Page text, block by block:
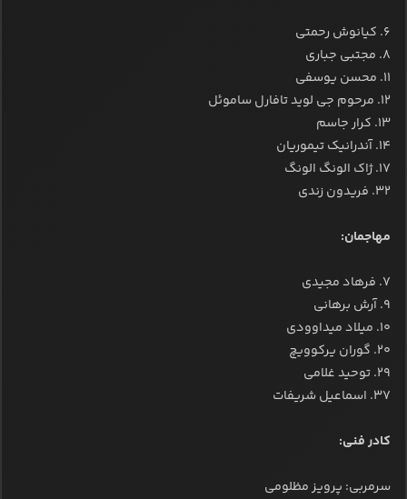
۶. کیانوش رحمتی
۸. مجتبی جباری
۱۱. محسن یوسفی
۱۲. مرحوم جی لوید تافارل ساموئل
۱۳. کرار جاسم
۱۴. آندرانیک تیموریان
۱۷. ژاک الونگ الونگ
۳۲. فریدون زندی
مهاجمان:
۷. فرهاد مجیدی
۹. آرش برهانی
۱۰. میلاد میداوودی
۲۰. گوران یرکوویچ
۲۹. توحید غلامی
۳۷. اسماعیل شریفات
کادر فنی:
سرمربی: پرویز مظلومی